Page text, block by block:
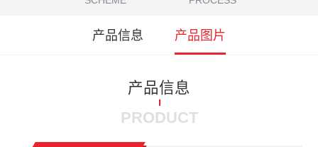
产品信息 产品图片
产品信息
PRODUCT